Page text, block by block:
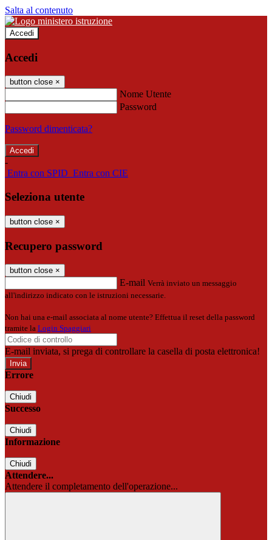
Salta al contenuto
Accedi
Accedi
button close ×
Nome Utente
Password
Password dimenticata?
-
Entra con SPID Entra con CIE
Seleziona utente
button close ×
Recupero password
button close ×
E-mail Verrà inviato un messaggio
all'indirizzo indicato con le istruzioni necessarie.
Non hai una e-mail associata al nome utente? Effettua il reset della password
tramite la Login Spaggiari
E-mail inviata, si prega di controllare la casella di posta elettronica!
Errore
Chiudi
Successo
Chiudi
Informazione
Chiudi
Attendere...
Attendere il completamento dell'operazione...